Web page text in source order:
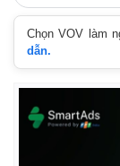
Chọn VOV làm
dẫn.